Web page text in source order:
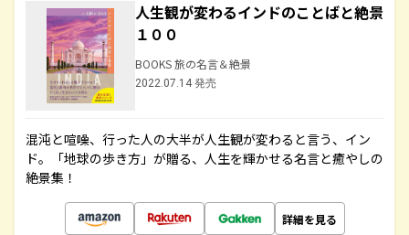
人生観が変わるインドのことばと絶景
１００
BOOKS 旅の名言＆絶景
2022.07.14 発売
混沌と喧噪、行った人の大半が人生観が変わると言う、イン
ド。「地球の歩き方」が贈る、人生を輝かせる名言と癒やしの
絶景集！
詳細を見る